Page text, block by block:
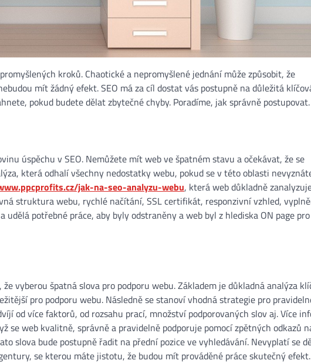
kroků. Chaotické a nepromyšlené jednání může způsobit, že
mít žádný efekt. SEO má za cíl dostat vás postupně na důležitá
pokud budete dělat zbytečné chyby. Poradíme, jak správně postupovat.
úspěchu v SEO. Nemůžete mít web ve špatném stavu a očekávat, že se
která odhalí všechny nedostatky webu, pokud se v této oblasti
jak-na-seo-analyzu-webu, která web důkladně
struktura webu, rychlé načítání, SSL certifikát, responzivní vzhled,
potřebné práce, aby byly odstraněny a web byl z hlediska ON page pro
vyberou špatná slova pro podporu webu. Základem je důkladná analýza
pro podporu webu. Následně se stanoví vhodná strategie pro
od více faktorů, od rozsahu prací, množství podporovaných slov aj. Více
se web kvalitně, správně a pravidelně podporuje pomocí zpětných odkazů
slova bude postupně řadit na přední pozice ve vyhledávání. Nevyplatí se
se kterou máte jistotu, že budou mít prováděné práce skutečný efekt.